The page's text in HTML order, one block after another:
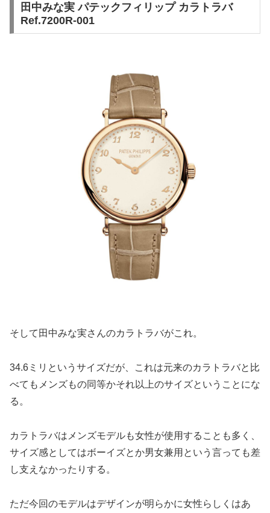
田中みな実 パテックフィリップ カラトラバ
Ref.7200R-001
そして田中みな実さんのカラトラバがこれ。
34.6ミリというサイズだが、これは元来のカラトラバと比
べてもメンズもの同等かそれ以上のサイズということにな
る。
カラトラバはメンズモデルも女性が使用することも多く、
サイズ感としてはボーイズとか男女兼用という言っても差
し支えなかったりする。
ただ今回のモデルはデザインが明らかに女性らしくはあ